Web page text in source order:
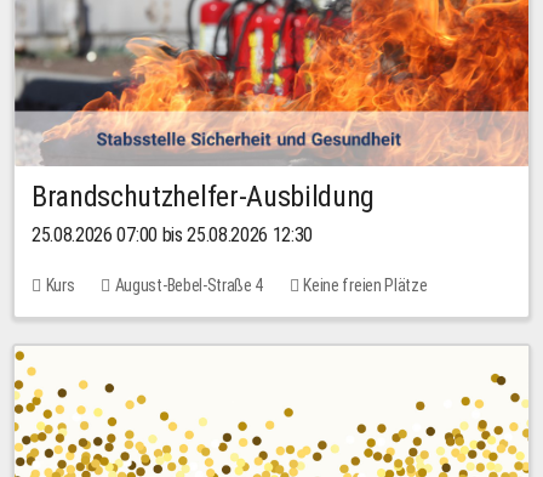
Brandschutzhelfer-Ausbildung
25.08.2026 07:00 bis 25.08.2026 12:30
Kurs August-Bebel-Straße 4 Keine freien Plätze